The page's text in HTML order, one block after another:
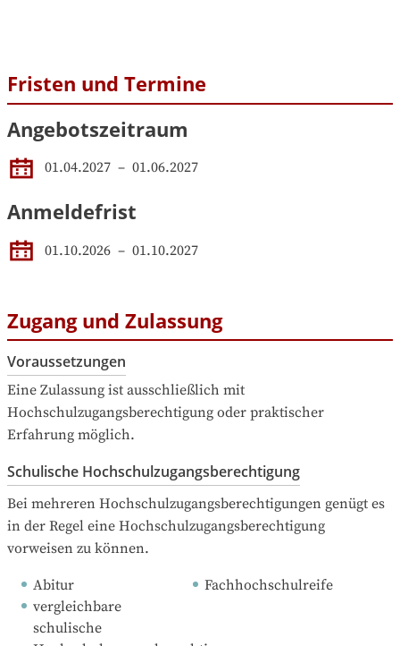
Fristen und Termine
Angebotszeitraum
01.04.2027 – 01.06.2027
Anmeldefrist
01.10.2026 – 01.10.2027
Zugang und Zulassung
Voraussetzungen
Eine Zulassung ist ausschließlich mit
Hochschulzugangsberechtigung oder praktischer
Erfahrung möglich.
Schulische Hochschulzugangsberechtigung
Bei mehreren Hochschulzugangsberechtigungen genügt es
in der Regel eine Hochschulzugangsberechtigung
vorweisen zu können.
Abitur
Fachhochschulreife
vergleichbare
schulische